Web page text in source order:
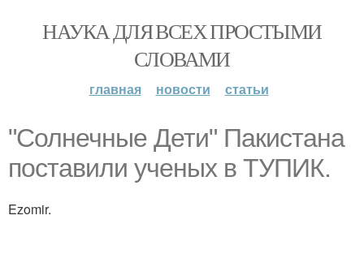
НАУКА ДЛЯ ВСЕХ ПРОСТЫМИ
СЛОВАМИ
главная новости статьи
"Солнечные Дети" Пакистана
поставили ученых в ТУПИК.
Ezomir.